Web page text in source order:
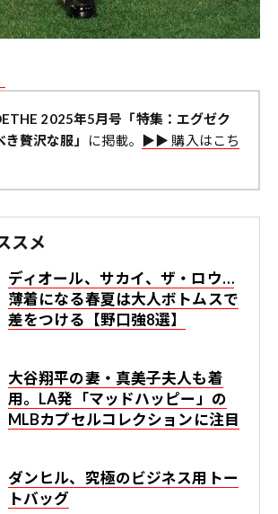
2025年5月号「特集：エグゼク
贅沢な服」
に掲載。
▶︎▶︎ 購入はこち
スメ
ディオール、サカイ、ザ・ロウ…
薄着になる春夏は大人ボトムスで
差をつける【野口強8選】
大谷翔平の妻・真美子夫人も着
用。LA発「マッドハッピー」の
MLBカプセルコレクションに注目
ダンヒル、究極のビジネス用トー
トバッグ